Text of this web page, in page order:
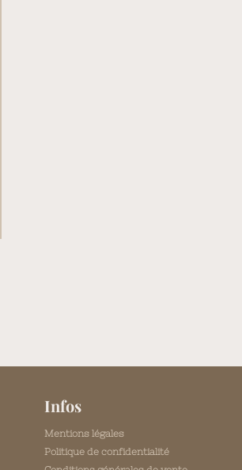
Infos
Mentions légales
Politique de confidentialité